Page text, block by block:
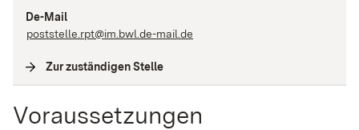
De-Mail
poststelle.rpt@im.bwl.de-mail.de
Zur zuständigen Stelle
Voraussetzungen